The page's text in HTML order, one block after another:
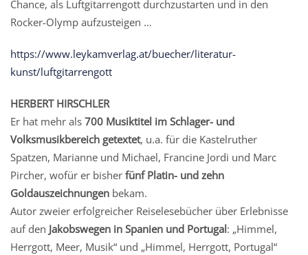
Chance, als Luftgitarrengott durchzustarten und in den
Rocker-Olymp aufzusteigen …
https://www.leykamverlag.at/buecher/literatur-
kunst/luftgitarrengott
HERBERT HIRSCHLER
Er hat mehr als 700 Musiktitel im Schlager- und
Volksmusikbereich getextet, u.a. für die Kastelruther
Spatzen, Marianne und Michael, Francine Jordi und Marc
Pircher, wofür er bisher fünf Platin- und zehn
Goldauszeichnungen bekam.
Autor zweier erfolgreicher Reiselesebücher über Erlebnisse
auf den Jakobswegen in Spanien und Portugal: „Himmel,
Herrgott, Meer, Musik“ und „Himmel, Herrgott, Portugal“